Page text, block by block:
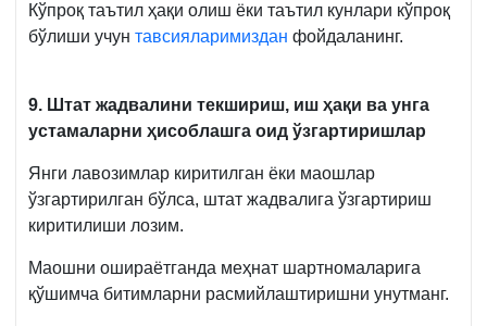
Кўпроқ таътил ҳақи олиш ёки таътил кунлари кўпроқ
бўлиши учун тавсияларимиздан фойдаланинг.
9. Штат жадвалини текшириш, иш ҳақи ва унга
устамаларни ҳисоблашга оид ўзгартиришлар
Янги лавозимлар киритилган ёки маошлар
ўзгартирилган бўлса, штат жадвалига ўзгартириш
киритилиши лозим.
Маошни ошираётганда меҳнат шартномаларига
қўшимча битимларни расмийлаштиришни унутманг.